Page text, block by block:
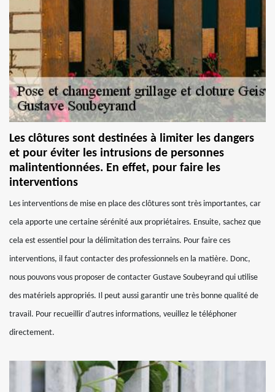
Les clôtures sont destinées à limiter les dangers
et pour éviter les intrusions de personnes
malintentionnées. En effet, pour faire les
interventions
Les interventions de mise en place des clôtures sont très importantes, car
cela apporte une certaine sérénité aux propriétaires. Ensuite, sachez que
cela est essentiel pour la délimitation des terrains. Pour faire ces
interventions, il faut contacter des professionnels en la matière. Donc,
nous pouvons vous proposer de contacter Gustave Soubeyrand qui utilise
des matériels appropriés. Il peut aussi garantir une très bonne qualité de
travail. Pour recueillir d'autres informations, veuillez le téléphoner
directement.